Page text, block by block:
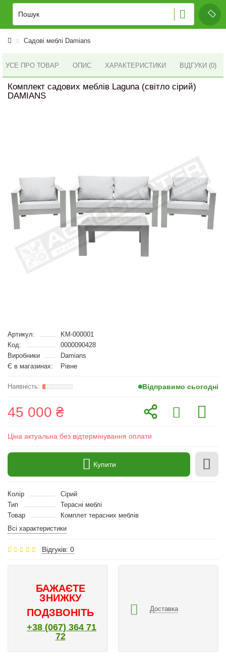
Садові меблі Damians
УСЕ ПРО ТОВАР ОПИС ХАРАКТЕРИСТИКИ ВІДГУКИ (0)
Комплект садових меблів Laguna (світло сірий)
DAMIANS
Артикул:
KM-000001
Код:
0000090428
Виробники
Damians
Є в магазинах:
Рівне
Відправимо сьогодні
45 000 ₴
Ціна актуальна без відтермінування оплати
Купити
Колір
Сірий
Тип
Терасні меблі
Товар
Комплет терасних меблів
Всі характеристики
Відгуків: 0
БАЖАЄТЕ
ЗНИЖКУ
ПОДЗВОНІТЬ
+38 (067) 364 71
72
Доставка